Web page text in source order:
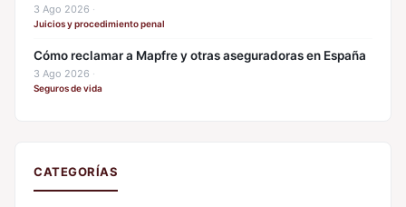
3 Ago 2026 ·
Juicios y procedimiento penal
Cómo reclamar a Mapfre y otras aseguradoras en España
3 Ago 2026 ·
Seguros de vida
CATEGORÍAS